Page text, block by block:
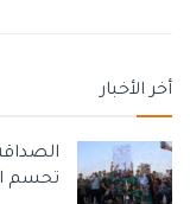
أخر الأخبار
تحسم